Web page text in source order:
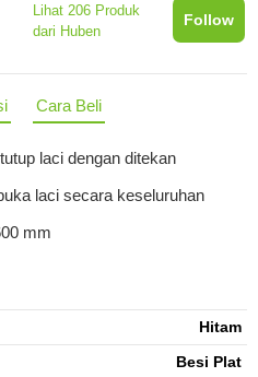
Lihat 206 Produk
dari Huben
Follow
Cara Beli
laci dengan ditekan
laci secara keseluruhan
mm
Hitam
Besi Plat